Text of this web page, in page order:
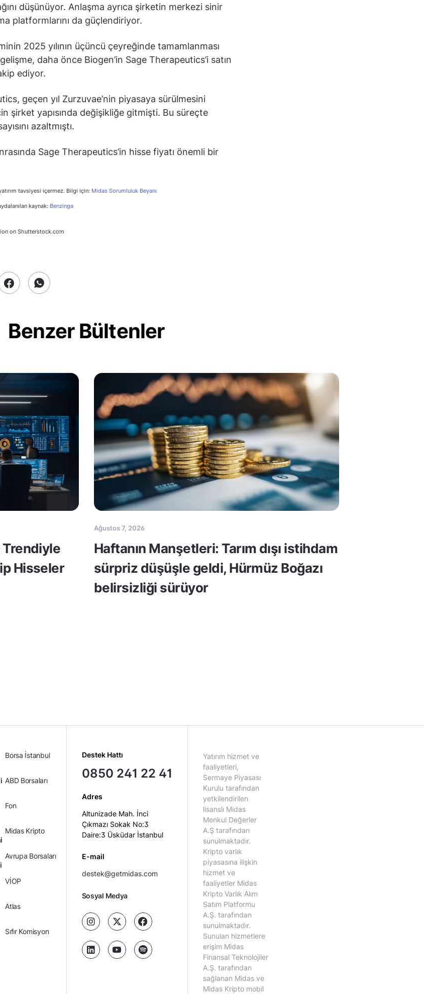
düşünüyor. Anlaşma ayrıca şirketin merkezi sinir
platformlarını da güçlendiriyor.
2025 yılının üçüncü çeyreğinde tamamlanması
daha önce Biogen’in Sage Therapeutics’i satın
ediyor.
geçen yıl Zurzuvae’nin piyasaya sürülmesini
şirket yapısında değişikliğe gitmişti. Bu süreçte
azaltmıştı.
Sage Therapeutics’in hisse fiyatı önemli bir
tavsiyesi içermez. Bilgi için: Midas Sorumluluk Beyanı
kaynak: Benzinga
on Shutterstock.com
Benzer Bültenler
Trendiyle
Hisseler
Ağustos 7, 2026
Haftanın Manşetleri: Tarım dışı istihdam
sürpriz düşüşle geldi, Hürmüz Boğazı
belirsizliği sürüyor
Borsa İstanbul
ABD Borsaları
Fon
Midas Kripto
Avrupa Borsaları
VİOP
Atlas
Sıfır Komisyon
Destek Hattı
0850 241 22 41
Adres
Altunizade Mah. İnci
Çıkmazı Sokak No:3
Daire:3 Üsküdar İstanbul
E-mail
destek@getmidas.com
Sosyal Medya
Yatırım hizmet ve
faaliyetleri,
Sermaye Piyasası
Kurulu tarafından
yetkilendirilen
lisanslı Midas
Menkul Değerler
A.Ş tarafından
sunulmaktadır.
Kripto varlık
piyasasına ilişkin
hizmet ve
faaliyetler Midas
Kripto Varlık Alım
Satım Platformu
A.Ş. tarafından
sunulmaktadır.
Sunulan hizmetlere
erişim Midas
Finansal Teknolojiler
A.Ş. tarafından
sağlanan Midas ve
Midas Kripto mobil